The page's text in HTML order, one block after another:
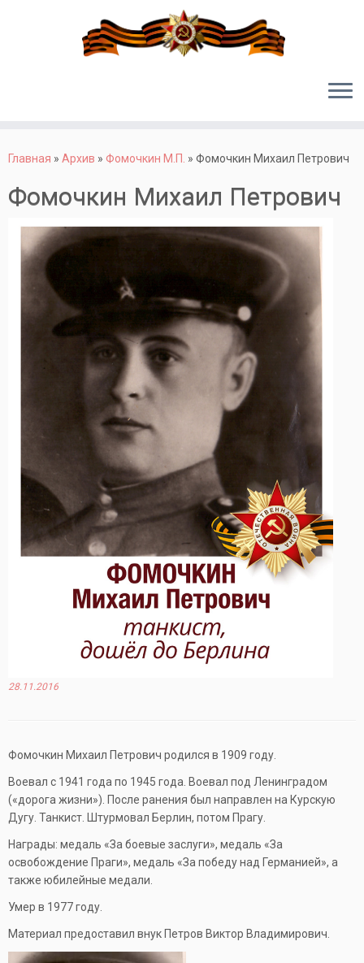
Главная » Архив » Фомочкин М.П. » Фомочкин Михаил Петрович
Фомочкин Михаил Петрович
28.11.2016
Фомочкин Михаил Петрович родился в 1909 году.
Воевал с 1941 года по 1945 года. Воевал под Ленинградом
(«дорога жизни»). После ранения был направлен на Курскую
Дугу. Танкист. Штурмовал Берлин, потом Прагу.
Награды: медаль «За боевые заслуги», медаль «За
освобождение Праги», медаль «За победу над Германией», а
также юбилейные медали.
Умер в 1977 году.
Материал предоставил внук Петров Виктор Владимирович.